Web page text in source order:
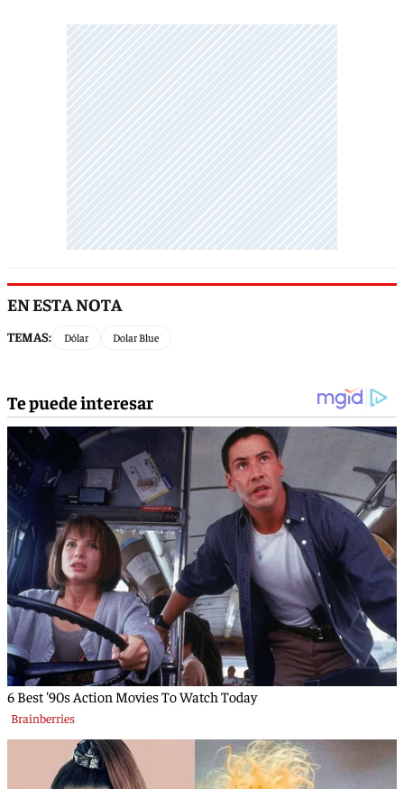
EN ESTA NOTA
TEMAS: Dólar Dolar Blue